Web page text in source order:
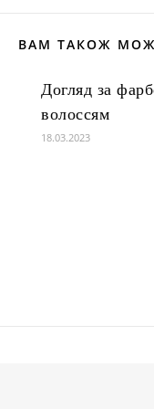
ВАМ ТАКОЖ
Догляд за
волоссям
18.03.2023